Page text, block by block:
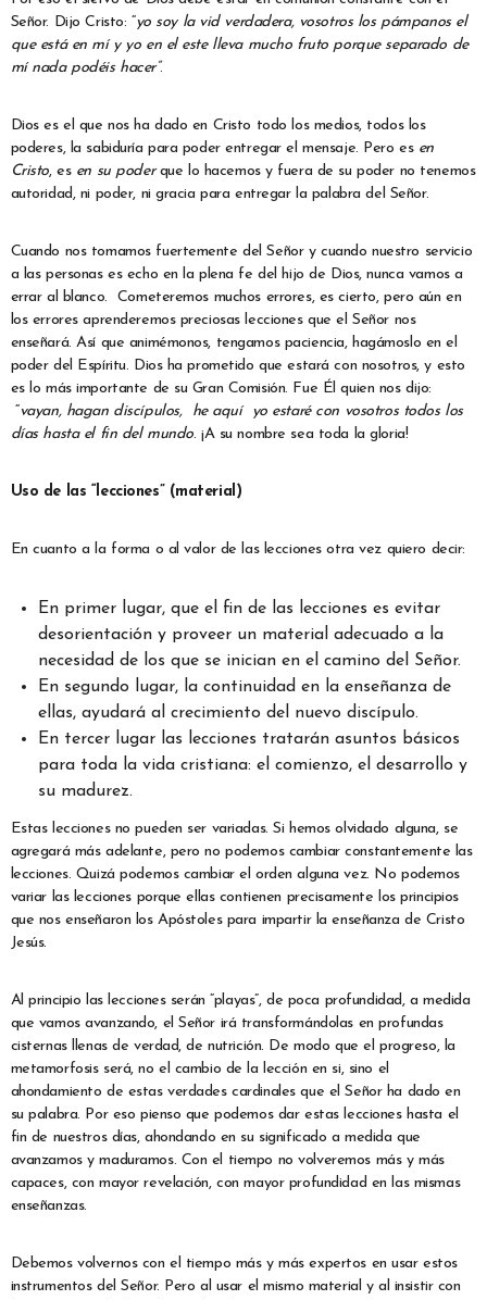
Señor. Dijo Cristo: “yo soy la vid verdadera, vosotros los pámpanos el
que está en mí y yo en el este lleva mucho fruto porque separado de
mí nada podéis hacer”.
Dios es el que nos ha dado en Cristo todo los medios, todos los
poderes, la sabiduría para poder entregar el mensaje. Pero es en
Cristo, es en su poderque lo hacemos y fuera de su poder no tenemos
autoridad, ni poder, ni gracia para entregar la palabra del Señor.
Cuando nos tomamos fuertemente del Señor y cuando nuestro servicio
a las personas es echo en la plena fe del hijo de Dios, nunca vamos a
errar al blanco. Cometeremos muchos errores, es cierto, pero aún en
los errores aprenderemos preciosas lecciones que el Señor nos
enseñará. Así que animémonos, tengamos paciencia, hagámoslo en el
poder del Espíritu. Dios ha prometido que estará con nosotros, y esto
es lo más importante de su Gran Comisión. Fue Él quien nos dijo:
“vayan, hagan discípulos, he aquí yo estaré con vosotros todos los
días hasta el fin del mundo. ¡A su nombre sea toda la gloria!
Uso de las “lecciones” (material)
En cuanto a la forma o al valor de las lecciones otra vez quiero decir:
En primer lugar, que el fin de las lecciones es evitar
desorientación y proveer un material adecuado a la
necesidad de los que se inician en el camino del Señor.
En segundo lugar, la continuidad en la enseñanza de
ellas, ayudará al crecimiento del nuevo discípulo.
En tercer lugar las lecciones tratarán asuntos básicos
para toda la vida cristiana: el comienzo, el desarrollo y
su madurez.
Estas lecciones no pueden ser variadas. Si hemos olvidado alguna, se
agregará más adelante, pero no podemos cambiar constantemente las
lecciones. Quizá podemos cambiar el orden alguna vez. No podemos
variar las lecciones porque ellas contienen precisamente los principios
que nos enseñaron los Apóstoles para impartir la enseñanza de Cristo
Jesús.
Al principio las lecciones serán “playas”, de poca profundidad, a medida
que vamos avanzando, el Señor irá transformándolas en profundas
cisternas llenas de verdad, de nutrición. De modo que el progreso, la
metamorfosis será, no el cambio de la lección en si, sino el
ahondamiento de estas verdades cardinales que el Señor ha dado en
su palabra. Por eso pienso que podemos dar estas lecciones hasta el
fin de nuestros días, ahondando en su significado a medida que
avanzamos y maduramos. Con el tiempo no volveremos más y más
capaces, con mayor revelación, con mayor profundidad en las mismas
enseñanzas.
Debemos volvernos con el tiempo más y más expertos en usar estos
instrumentos del Señor. Pero al usar el mismo material y al insistir con